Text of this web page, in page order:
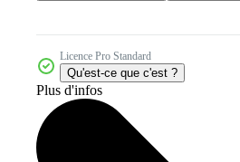
Licence Pro Standard
Qu'est-ce que c'est ?
Plus d'infos